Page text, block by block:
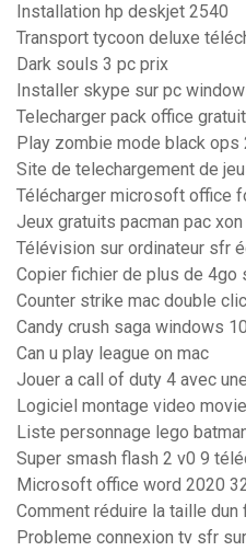
Installation hp deskjet 2540
Transport tycoon deluxe
Dark souls 3 pc prix
Installer skype sur pc
Telecharger pack office
Play zombie mode black ops
Site de telechargement de
Télécharger microsoft office
Jeux gratuits pacman pac xon
Télévision sur ordinateur sfr
Copier fichier de plus de 4go
Counter strike mac double
Candy crush saga windows
Can u play league on mac
Jouer a call of duty 4 avec
Logiciel montage video
Liste personnage lego
Super smash flash 2 v0 9
Microsoft office word 2020
Comment réduire la taille dun
Probleme connexion tv sfr